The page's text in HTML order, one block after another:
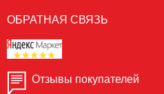
ОБРАТНАЯ СВЯЗЬ
Отзывы покупателей